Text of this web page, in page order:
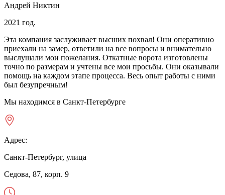
Андрей Никтин
2021 год.
Эта компания заслуживает высших похвал! Они оперативно
приехали на замер, ответили на все вопросы и внимательно
выслушали мои пожелания. Откатные ворота изготовлены
точно по размерам и учтены все мои просьбы. Они оказывали
помощь на каждом этапе процесса. Весь опыт работы с ними
был безупречным!
Мы находимся в Санкт-Петербурге
Адрес:
Санкт-Петербург, улица
Седова, 87, корп. 9